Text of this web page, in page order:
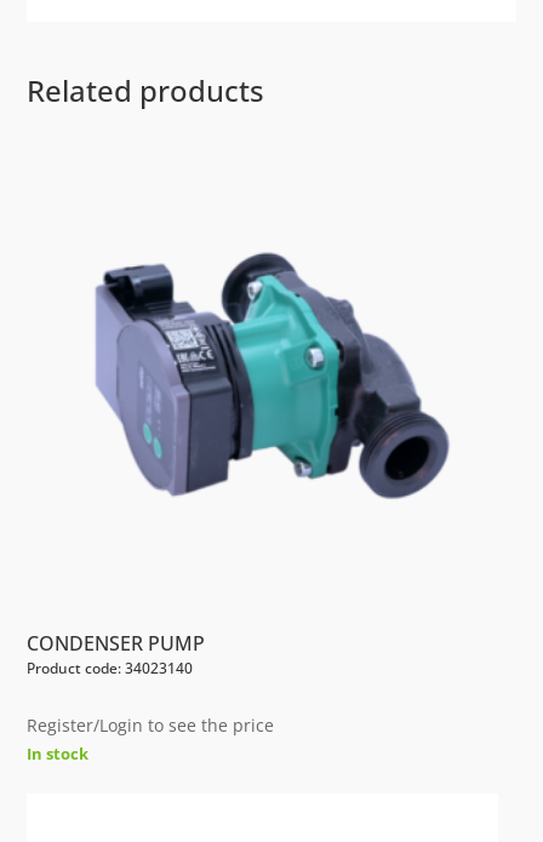
Related products
CONDENSER PUMP
Product code: 34023140
Register/Login to see the price
In stock